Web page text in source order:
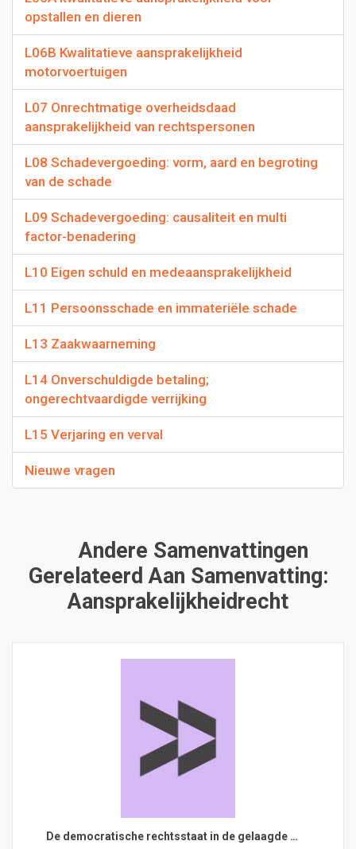
opstallen en dieren
L06B Kwalitatieve aansprakelijkheid
motorvoertuigen
L07 Onrechtmatige overheidsdaad
aansprakelijkheid van rechtspersonen
L08 Schadevergoeding: vorm, aard en begroting
van de schade
L09 Schadevergoeding: causaliteit en multi
factor-benadering
L10 Eigen schuld en medeaansprakelijkheid
L11 Persoonsschade en immateriële schade
L13 Zaakwaarneming
L14 Onverschuldigde betaling;
ongerechtvaardigde verrijking
L15 Verjaring en verval
Nieuwe vragen
Andere Samenvattingen
Gerelateerd Aan Samenvatting:
Aansprakelijkheidrecht
De democratische rechtsstaat in de gelaagde …